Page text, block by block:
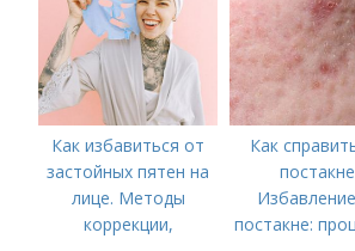
Как избавиться от
застойных пятен на
лице. Методы
коррекции,
Как
постакне: